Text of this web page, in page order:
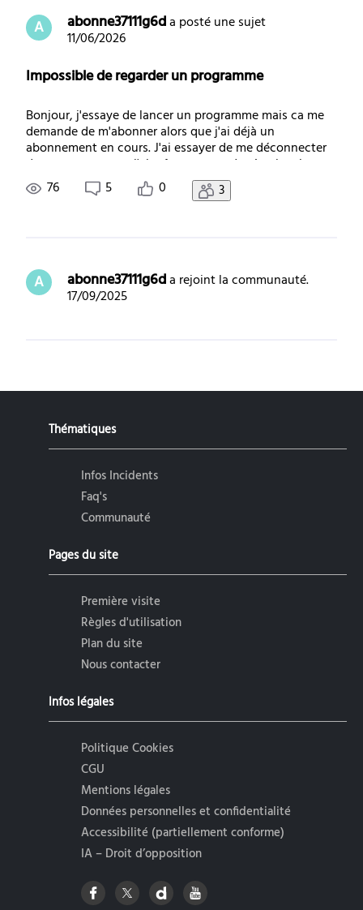
A abonne37111g6d a posté une sujet
11/06/2026
Impossible de regarder un programme
Bonjour, j'essaye de lancer un programme mais ca me
demande de m'abonner alors que j'ai déjà un
abonnement en cours. J'ai essayer de me déconnecter
de me reconnecter j'ai même essaye de réactiver les
droit mais rien ne fonctionne. Quelqu'un a le meme bug
? 76 5 0 3
A abonne37111g6d a rejoint la communauté.
17/09/2025
Thématiques
Infos Incidents
Faq's
Communauté
Pages du site
Première visite
Règles d'utilisation
Plan du site
Nous contacter
Infos légales
Politique Cookies
CGU
Mentions légales
Données personnelles et confidentialité
Accessibilité (partiellement conforme)
IA – Droit d’opposition